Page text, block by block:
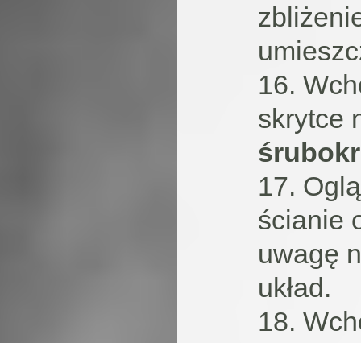
16.
skrytce
17.
ścianie
uwagę
układ.
18.